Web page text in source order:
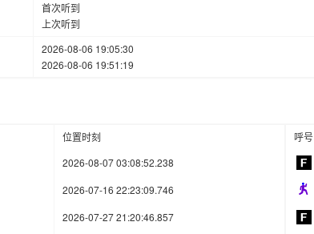
首次听到
上次听到
2026-08-06 19:05:30
2026-08-06 19:51:19
位置时刻
2026-08-07 03:08:52.238
2026-07-16 22:23:09.746
2026-07-27 21:20:46.857
呼号